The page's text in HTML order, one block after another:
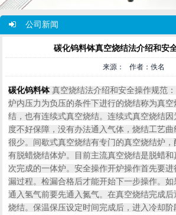
公司新闻
碳化钨料钵真空烧结法介绍和安
来源： 作者：佚名
碳化钨料钵 真空烧结法介绍和安全操作规范：
炉内压力为负压的条件下进行的烧结称为真
结，也有连续式真空烧结。连续式真空烧结
度不好保障，没有办法通入气体，烧结工艺
很少。间歇式真空烧结有专门的真空烧结炉
有脱蜡烧结体炉。目前主流真空烧结是脱蜡
次完成的一体炉。安全操作开炉操作首先要
漏过程。检漏合格后才能开始下一步操作。
通入氢气前要先通入氮气。在真空烧结完成
烧结。保温保压设定时间完成后，进入冷却